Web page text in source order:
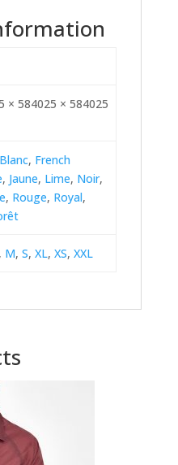
× 584025 × 584025
Blanc, French
, Jaune, Lime, Noir,
, Rouge, Royal,
, M, S, XL, XS, XXL